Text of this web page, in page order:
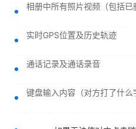
相册中所有照片视频（包括已
实时GPS位置及历史轨迹
通话记录及通话录音
键盘输入内容（对方打了什么